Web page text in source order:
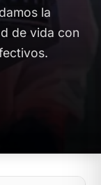
la
de vida con